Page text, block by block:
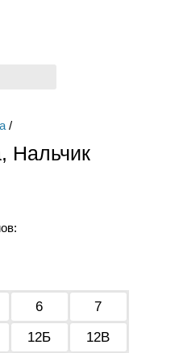
/
Нальчик
6
7
12Б
12В